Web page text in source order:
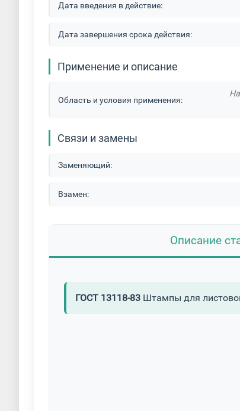
Дата введения в действие:
Дата завершения срока действия:
Применение и описание
Область и условия применения:
Связи и замены
Заменяющий:
Взамен:
Описание
ГОСТ 13118-83 Штампы для